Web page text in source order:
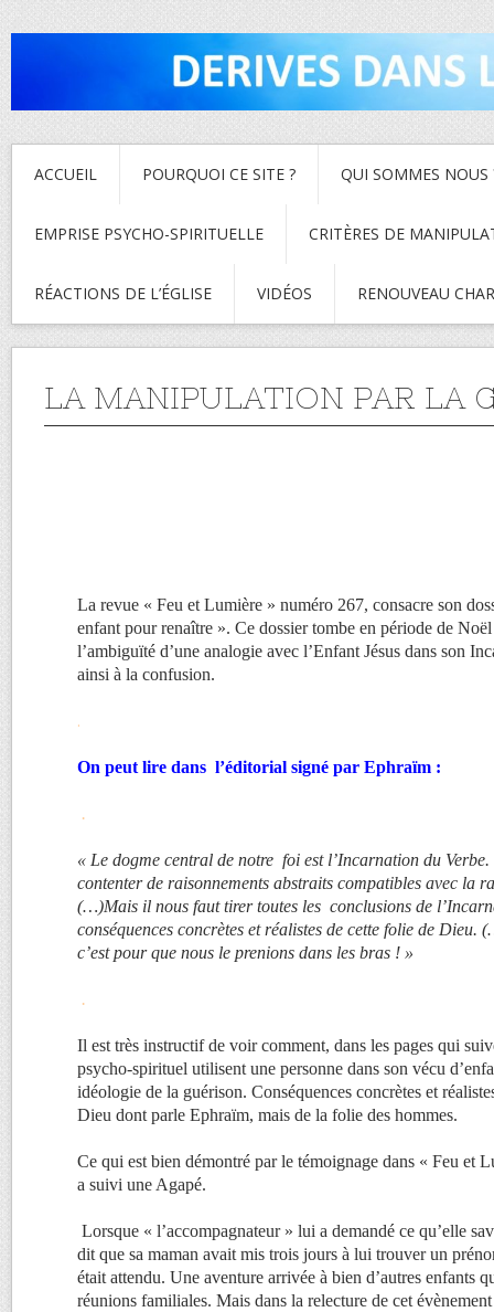
ACCUEIL POURQUOI CE SITE ? QUI SOMMES NOUS
EMPRISE PSYCHO-SPIRITUELLE CRITÈRES DE
RÉACTIONS DE L’ÉGLISE VIDÉOS RENOUVEAU
LA MANIPULATION PAR LA
La revue « Feu et Lumière » numéro 267, consacre son
enfant pour renaître ». Ce dossier tombe en période de
l’ambiguïté d’une analogie avec l’Enfant Jésus dans son
ainsi à la confusion.
.
On peut lire dans l’éditorial signé par Ephraïm :
.
« Le dogme central de notre foi est l’Incarnation du
contenter de raisonnements abstraits compatibles avec la
(…)Mais il nous faut tirer toutes les conclusions de
conséquences concrètes et réalistes de cette folie de Dieu.
c’est pour que nous le prenions dans les bras ! »
.
Il est très instructif de voir comment, dans les pages qui
psycho-spirituel utilisent une personne dans son vécu
idéologie de la guérison. Conséquences concrètes et
Dieu dont parle Ephraïm, mais de la folie des hommes.
Ce qui est bien démontré par le témoignage dans « Feu et
a suivi une Agapé.
Lorsque « l’accompagnateur » lui a demandé ce qu’elle
dit que sa maman avait mis trois jours à lui trouver un
était attendu. Une aventure arrivée à bien d’autres enfants
réunions familiales. Mais dans la relecture de cet